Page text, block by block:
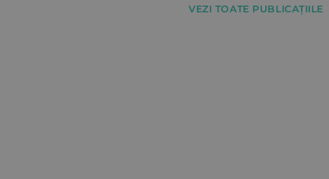
VEZI TOATE PUBLICAȚIILE